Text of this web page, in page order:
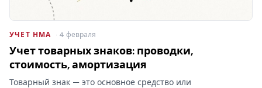
УЧЕТ НМА · 4 февраля
Учет товарных знаков: проводки,
стоимость, амортизация
Товарный знак — это основное средство или